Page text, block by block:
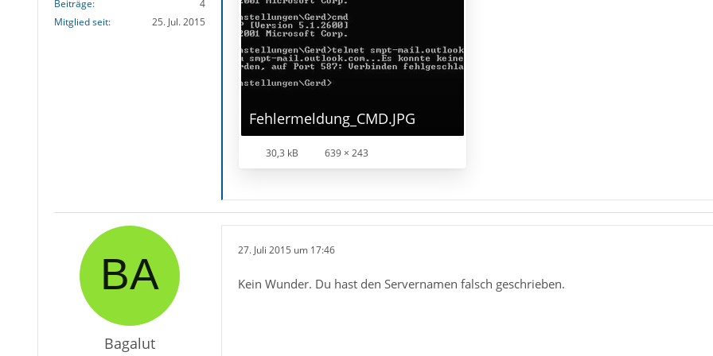
Beiträge
4
Mitglied seit
25. Jul. 2015
Fehlermeldung_CMD.JPG
30,3 kB 639 × 243
Bagalut
27. Juli 2015 um 17:46
Kein Wunder. Du hast den Servernamen falsch geschrieben.